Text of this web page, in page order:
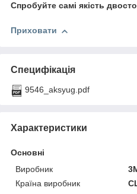
Спробуйте самі якість
Приховати
Специфікація
9546_aksyug.pdf
Характеристики
Основні
Виробник
Країна виробник